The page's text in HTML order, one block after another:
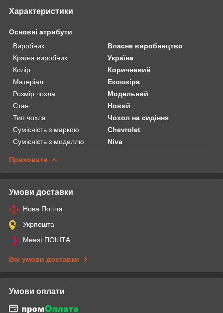
Характеристики
Основні атрибути
Виробник
Власне виробництво
Країна виробник
Україна
Колір
Коричневий
Матеріал
Екошкіра
Розмір чохла
Модельний
Стан
Новий
Тип чохла
Чохол на сидіння
Сумісність з маркою
Chevrolet
Сумісність з моделлю
Niva
Приховати
Умови доставки
Нова Пошта
Укрпошта
Meest ПОШТА
Всі умови доставки
Умови оплати